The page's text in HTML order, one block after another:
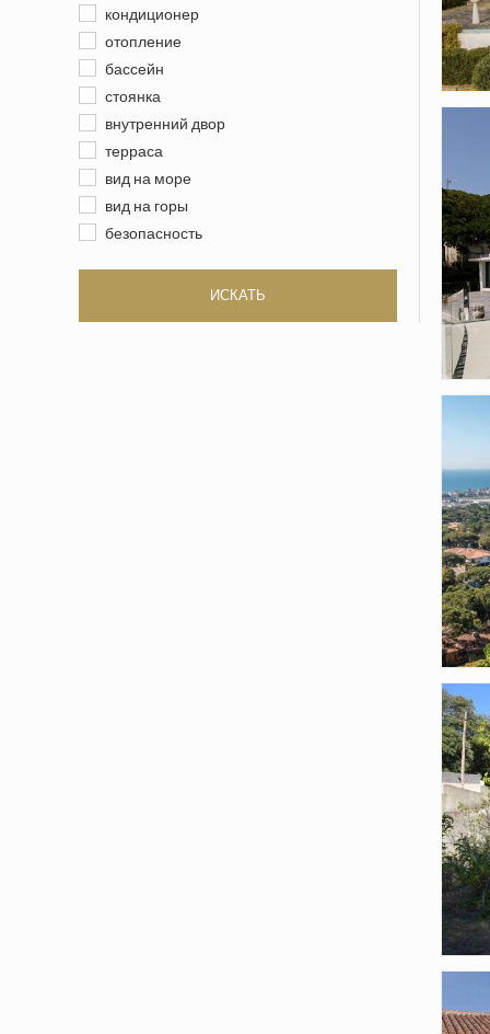
кондиционер
отопление
бассейн
стоянка
внутренний двор
терраса
вид на море
вид на горы
безопасность
ИСКАТЬ